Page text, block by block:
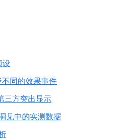
设
同的效果事件
三方突出显示
见中的实测数据